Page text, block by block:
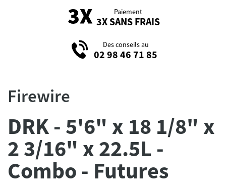
Paiement
3X SANS FRAIS
Des conseils au
02 98 46 71 85
Firewire
DRK - 5'6" x 18 1/8" x
2 3/16" x 22.5L -
Combo - Futures